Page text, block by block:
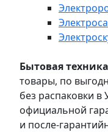
Бытовая техника
товары, по
без распаковки в
официальной
и после-